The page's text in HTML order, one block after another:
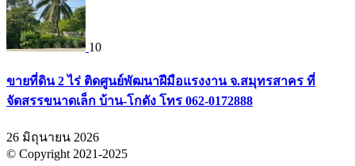
10
ขายที่ดิน 2 ไร่ ติดศูนย์พัฒนาฝีมือแรงงาน จ.สมุทรสาคร ที่
จัดสรรขนาดเล็ก บ้าน-โกดัง โทร 062-0172888
26 มิถุนายน 2026
© Copyright 2021-2025